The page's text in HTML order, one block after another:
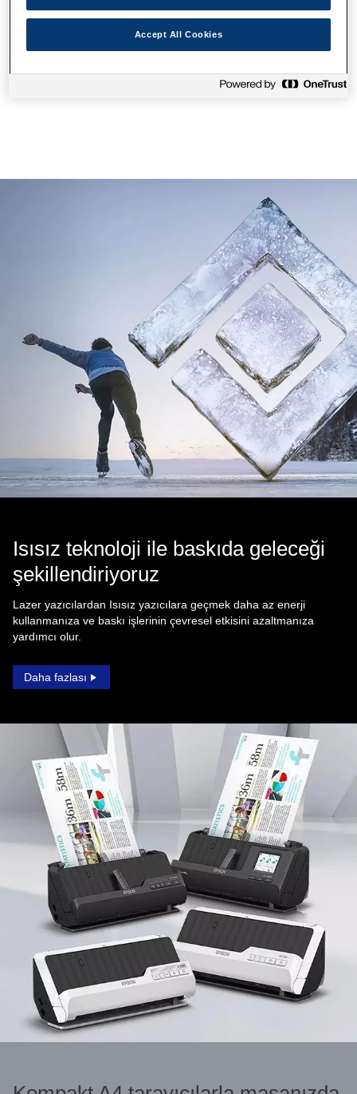
Mürekkep
Isısız teknoloji ile baskıda geleceği
şekillendiriyoruz
Lazer yazıcılardan Isısız yazıcılara geçmek daha az enerji
kullanmanıza ve baskı işlerinin çevresel etkisini azaltmanıza
yardımcı olur.
Daha fazlası
Accept All Cookies